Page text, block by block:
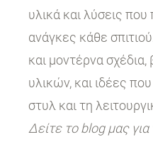
υλικά και λύσεις
ανάγκες κάθε
και μοντέρνα
υλικών, και ιδέες
στυλ και τη
Δείτε το blog μας